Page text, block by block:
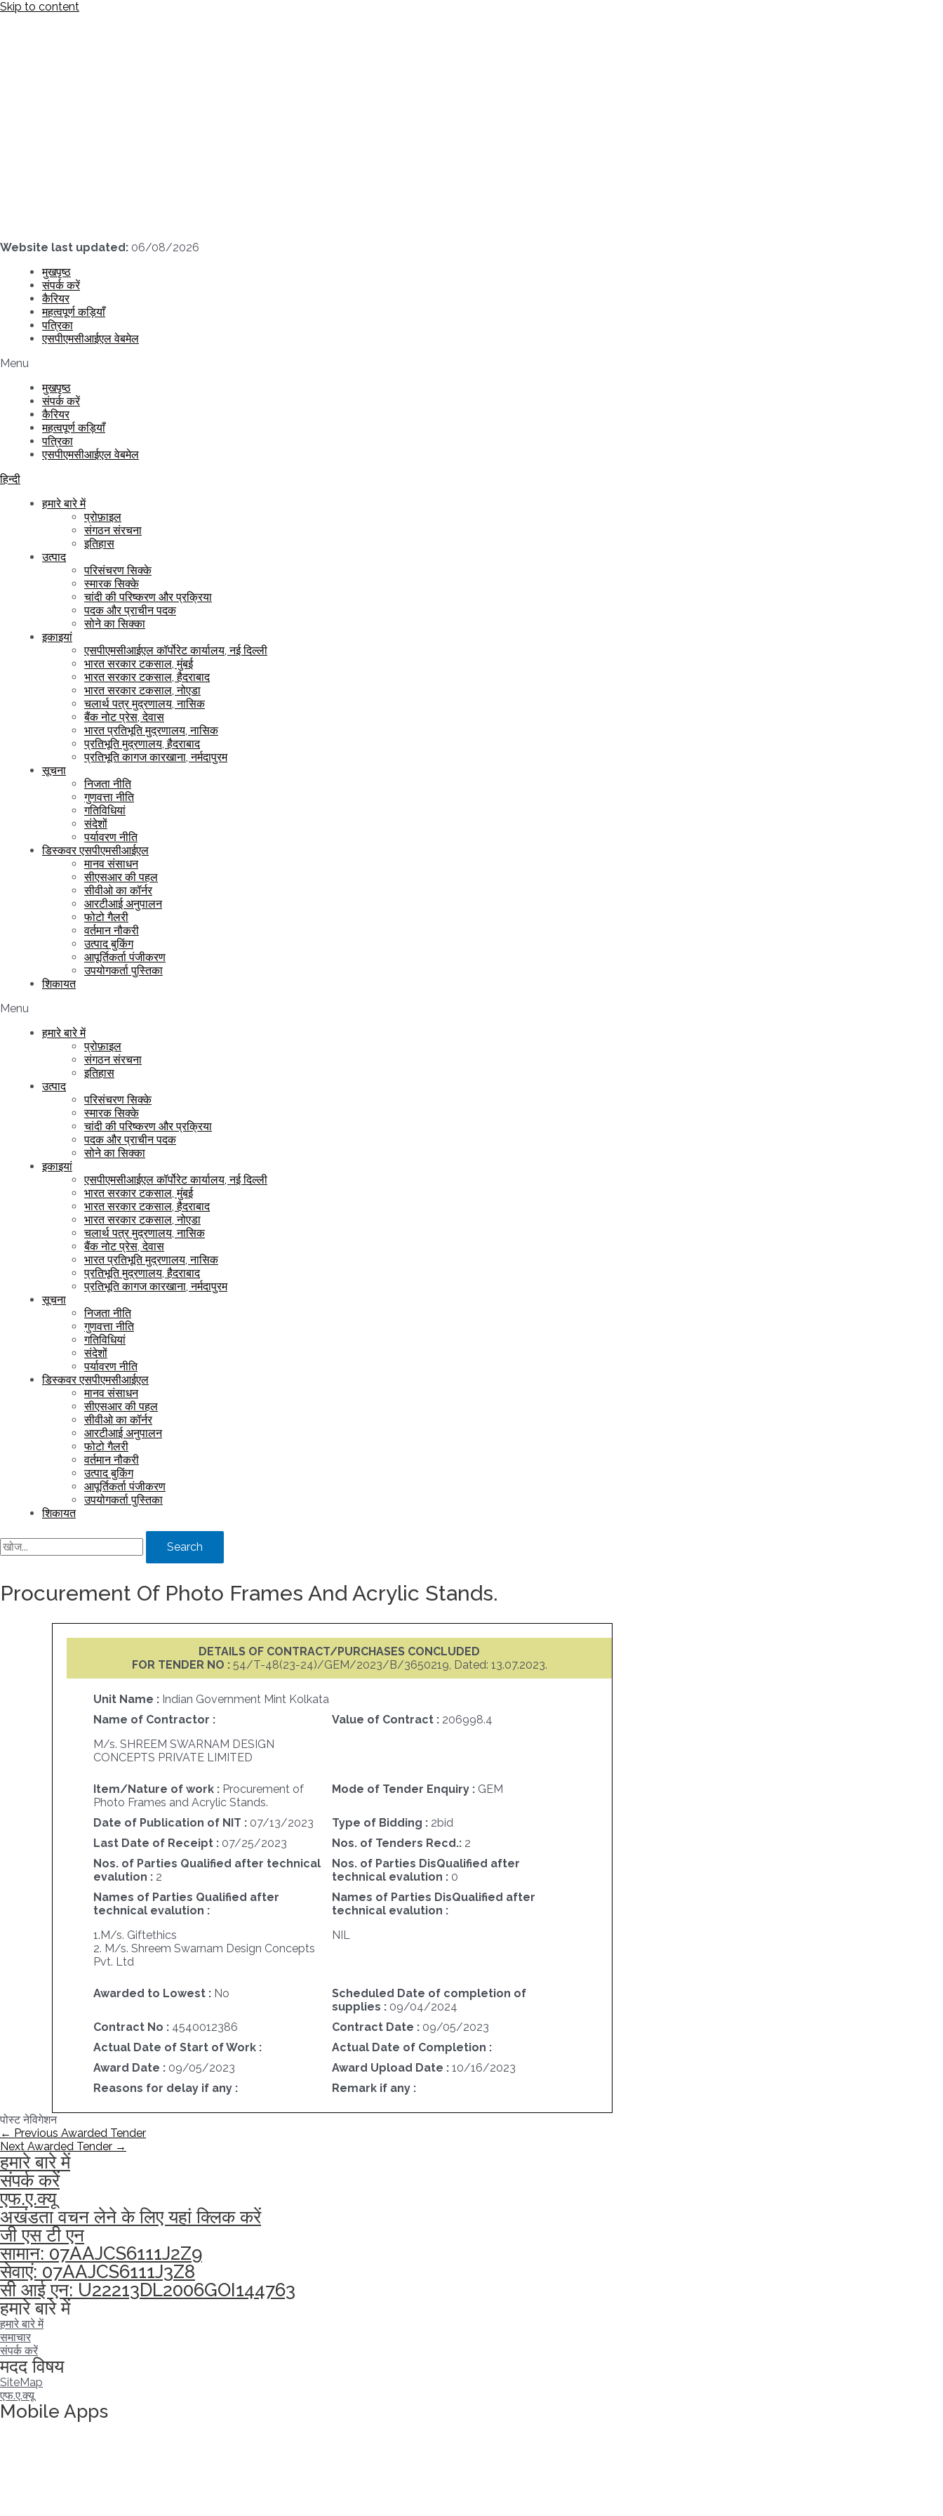
Skip to content
Website last updated: 06/08/2026
मुखपृष्ठ
संपर्क करें
कैरियर
महत्वपूर्ण कड़ियाँ
पत्रिका
एसपीएमसीआईएल वेबमेल
Menu
मुखपृष्ठ
संपर्क करें
कैरियर
महत्वपूर्ण कड़ियाँ
पत्रिका
एसपीएमसीआईएल वेबमेल
हिन्दी
हमारे बारे में
प्रोफ़ाइल
संगठन संरचना
इतिहास
उत्पाद
परिसंचरण सिक्के
स्मारक सिक्के
चांदी की परिष्करण और प्रक्रिया
पदक और प्राचीन पदक
सोने का सिक्का
इकाइयां
एसपीएमसीआईएल कॉर्पोरेट कार्यालय, नई दिल्ली
भारत सरकार टकसाल, मुंबई
भारत सरकार टकसाल, हैदराबाद
भारत सरकार टकसाल, नोएडा
चलार्थ पत्र मुद्रणालय, नासिक
बैंक नोट प्रेस, देवास
भारत प्रतिभूति मुद्रणालय, नासिक
प्रतिभूति मुद्रणालय, हैदराबाद
प्रतिभूति कागज कारखाना, नर्मदापुरम
सूचना
निजता नीति
गुणवत्ता नीति
गतिविधियां
संदेशों
पर्यावरण नीति
डिस्कवर एसपीएमसीआईएल
मानव संसाधन
सीएसआर की पहल
सीवीओ का कॉर्नर
आरटीआई अनुपालन
फोटो गैलरी
वर्तमान नौकरी
उत्पाद बुकिंग
आपूर्तिकर्ता पंजीकरण
उपयोगकर्ता पुस्तिका
शिकायत
Menu
हमारे बारे में
प्रोफ़ाइल
संगठन संरचना
इतिहास
उत्पाद
परिसंचरण सिक्के
स्मारक सिक्के
चांदी की परिष्करण और प्रक्रिया
पदक और प्राचीन पदक
सोने का सिक्का
इकाइयां
एसपीएमसीआईएल कॉर्पोरेट कार्यालय, नई दिल्ली
भारत सरकार टकसाल, मुंबई
भारत सरकार टकसाल, हैदराबाद
भारत सरकार टकसाल, नोएडा
चलार्थ पत्र मुद्रणालय, नासिक
बैंक नोट प्रेस, देवास
भारत प्रतिभूति मुद्रणालय, नासिक
प्रतिभूति मुद्रणालय, हैदराबाद
प्रतिभूति कागज कारखाना, नर्मदापुरम
सूचना
निजता नीति
गुणवत्ता नीति
गतिविधियां
संदेशों
पर्यावरण नीति
डिस्कवर एसपीएमसीआईएल
मानव संसाधन
सीएसआर की पहल
सीवीओ का कॉर्नर
आरटीआई अनुपालन
फोटो गैलरी
वर्तमान नौकरी
उत्पाद बुकिंग
आपूर्तिकर्ता पंजीकरण
उपयोगकर्ता पुस्तिका
शिकायत
Search
Procurement Of Photo Frames And Acrylic Stands.
DETAILS OF CONTRACT/PURCHASES CONCLUDED
FOR TENDER NO : 54/T-48(23-24)/GEM/2023/B/3650219, Dated: 13.07.2023.
Unit Name : Indian Government Mint Kolkata
Name of Contractor :
M/s. SHREEM SWARNAM DESIGN
CONCEPTS PRIVATE LIMITED
Value of Contract : 206998.4
Item/Nature of work : Procurement of
Photo Frames and Acrylic Stands.
Mode of Tender Enquiry : GEM
Date of Publication of NIT : 07/13/2023 Type of Bidding : 2bid
Last Date of Receipt : 07/25/2023 Nos. of Tenders Recd.: 2
Nos. of Parties Qualified after technical
evalution : 2
Nos. of Parties DisQualified after
technical evalution : 0
Names of Parties Qualified after
technical evalution :
1.M/s. Giftethics
2. M/s. Shreem Swarnam Design Concepts
Pvt. Ltd
Names of Parties DisQualified after
technical evalution :
NIL
Awarded to Lowest : No
Scheduled Date of completion of
supplies : 09/04/2024
Contract No : 4540012386 Contract Date : 09/05/2023
Actual Date of Start of Work :
Actual Date of Completion :
Award Date : 09/05/2023 Award Upload Date :10/16/2023
Reasons for delay if any :
Remark if any :
पोस्ट नेविगेशन
← Previous Awarded Tender
Next Awarded Tender →
हमारे बारे में
संपर्क करें
एफ.ए.क्यू
अखंडता वचन लेने के लिए यहां क्लिक करें
जी एस टी एन
सामान: 07AAJCS6111J2Z9
सेवाएं: 07AAJCS6111J3Z8
सी आई एन: U22213DL2006GOI144763
हमारे बारे में
हमारे बारे में
समाचार
संपर्क करें
मदद विषय
SiteMap
एफ.ए.क्यू
Mobile Apps